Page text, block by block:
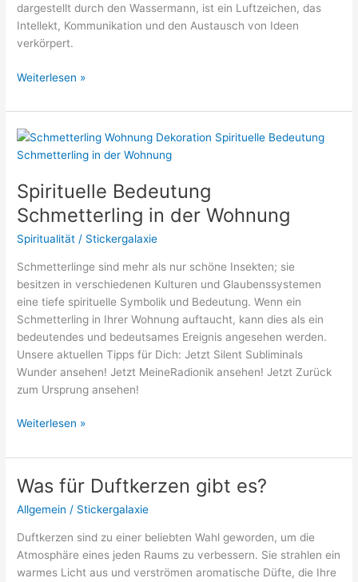
dargestellt durch den Wassermann, ist ein Luftzeichen, das
Intellekt, Kommunikation und den Austausch von Ideen
verkörpert.
Sternzeichen
Eigenschaften
und
Weiterlesen »
Spirituelle Bedeutung
Schmetterling in der Wohnung
Spiritualität / Stickergalaxie
Schmetterlinge sind mehr als nur schöne Insekten; sie
besitzen in verschiedenen Kulturen und Glaubenssystemen
eine tiefe spirituelle Symbolik und Bedeutung. Wenn ein
Schmetterling in Ihrer Wohnung auftaucht, kann dies als ein
bedeutendes und bedeutsames Ereignis angesehen werden.
Unsere aktuellen Tipps für Dich: Jetzt Silent Subliminals
Wunder ansehen! Jetzt MeineRadionik ansehen! Jetzt Zurück
zum Ursprung ansehen!
Spirituelle
Schmetterling
in
der
Wohnung
Weiterlesen »
Was für Duftkerzen gibt es?
Allgemein / Stickergalaxie
Duftkerzen sind zu einer beliebten Wahl geworden, um die
Atmosphäre eines jeden Raums zu verbessern. Sie strahlen ein
warmes Licht aus und verströmen aromatische Düfte, die Ihre